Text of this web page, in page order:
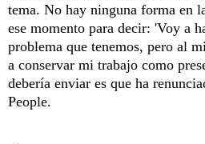
tema. No hay ninguna forma en
ese momento para decir: 'Voy a
problema que tenemos, pero al
a conservar mi trabajo como
debería enviar es que ha
People.